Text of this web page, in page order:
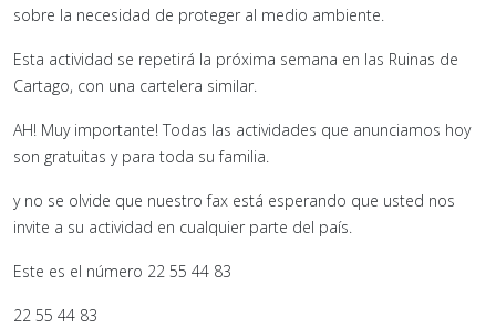
sobre la necesidad de proteger al medio ambiente.
Esta actividad se repetirá la próxima semana en las Ruinas de
Cartago, con una cartelera similar.
AH! Muy importante! Todas las actividades que anunciamos hoy
son gratuitas y para toda su familia.
y no se olvide que nuestro fax está esperando que usted nos
invite a su actividad en cualquier parte del país.
Este es el número 22 55 44 83
22 55 44 83